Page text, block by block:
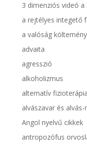
3 dimenziós videó
a rejtélyes integető
a valóság
advaita
agresszió
alkoholizmus
alternatív fizioterápia
alvászavar és
Angol nyelvű cikkek
antropozófus